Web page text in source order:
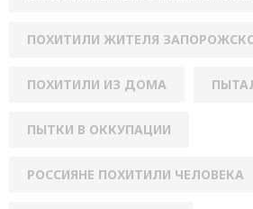
ПОХИТИЛИ ЖИТЕЛЯ
ПОХИТИЛИ ИЗ ДОМА
ПЫТКИ В ОККУПАЦИИ
РОССИЯНЕ ПОХИТИЛИ ЧЕЛОВЕКА